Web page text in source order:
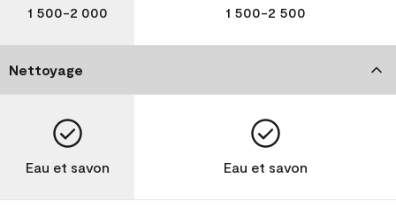
1 500-2 000 1 500-2 500
Nettoyage
Eau et savon Eau et savon